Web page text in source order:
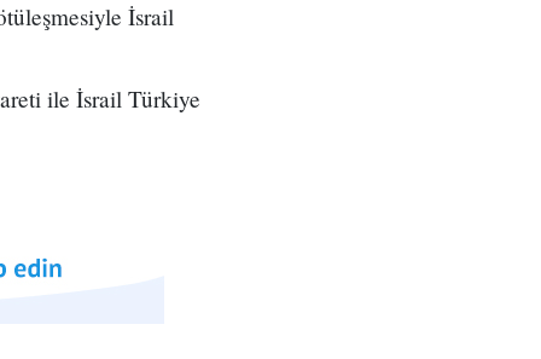
İsrail
ile İsrail Türkiye